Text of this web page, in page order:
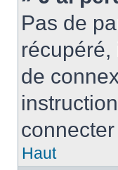
Pas de
de
Haut